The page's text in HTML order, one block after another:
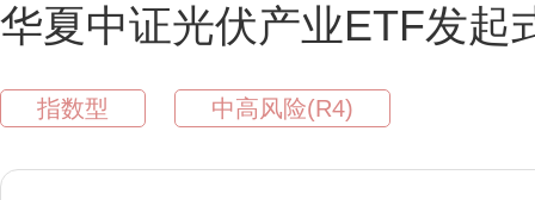
华夏中证光伏产业ETF发起
指数型 中高风险(R4)